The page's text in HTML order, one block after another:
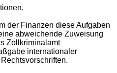
der Finanzen diese Aufgaben
abweichende Zuweisung
Zollkriminalamt
internationaler